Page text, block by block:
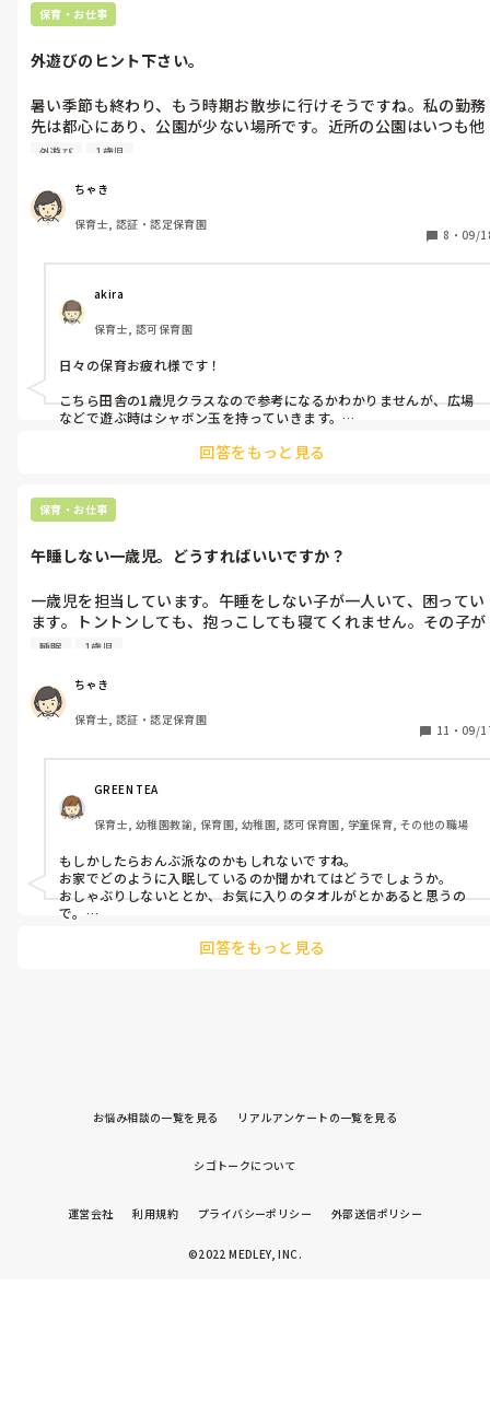
保育・お仕事
外遊びのヒント下さい。
暑い季節も終わり、もう時期お散歩に行けそうですね。私の勤務
先は都心にあり、公園が少ない場所です。近所の公園はいつも他
園と譲り合って使っています。
います。担当しているのが一歳児なので遊具で遊ぶのは難しく、
砂場は狭くて使えません。広場を走り回るくらいしか出来ませ
ん。
外遊びで、こういうのを持って行ったららいいよ、やこういう遊
びがあるよ、というのがあれば教えて下さい。
外遊び 1歳児
ちゃき
保育士, 認証・認定保育園
8 ・ 09/
akira
保育士, 認可保育園
日々の保育お疲れ様です！
こちら田舎の1歳児クラスなので参考になるかわかりませんが、広場
などで遊ぶ時はシャボン玉を持っていきます。
保育士が扱い、子どもたちは追いかけたりして遊びます。
を保育士が上から落としてキャッチできるかな〜など…
回答をもっと見る
保育・お仕事
午睡しない一歳児。どうすればいいですか？
一歳児を担当しています。午睡をしない子が一人いて、困ってい
ます。トントンしても、抱っこしても寝てくれません。その子が
静かにしてくれていたら問題ないのですが、大きな声を出すので
朝は７時過ぎに起き、午睡時間には眠そうにしています。
睡眠 1歳児
ちゃき
保育士, 認証・認定保育園
11 ・ 09/
GREEN TEA
保育士, 幼稚園教諭, 保育園, 幼稚園, 認可保育園, 学童保育, その他の職場
もしかしたらおんぶ派なのかもしれないですね。
お家でどのように入眠しているのか聞かれてはどうでしょうか。
おしゃぶりしないととか、お気に入りのタオルがとかあると思うの
で。
回答をもっと見る
お悩み相談の一覧を見る リアルアンケートの一覧を見る
シゴトークについて
運営会社 利用規約 プライバシーポリシー 外部送信ポリシー
©2022 MEDLEY, INC.